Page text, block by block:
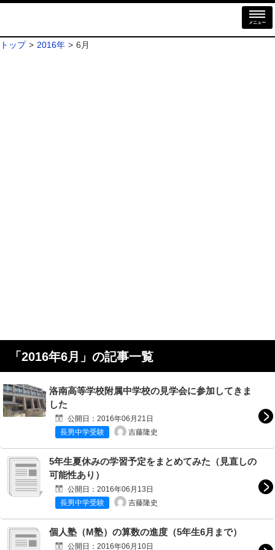
メニュー
トップ 2016年 6月
「 2016年6月 」の記事一覧
洛南高等学校附属中学校の見学会に参加してきま
した
公開日： 2016年06月21日
長男中学受験
吉藤隆史
5年生夏休みの学習予定をまとめてみた（見直しの
可能性あり）
公開日： 2016年06月13日
長男中学受験
吉藤隆史
個人塾（M塾）の算数の進度（5年生6月まで）
公開日： 2016年06月10日